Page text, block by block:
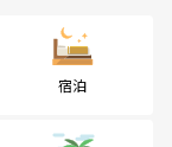
宿泊